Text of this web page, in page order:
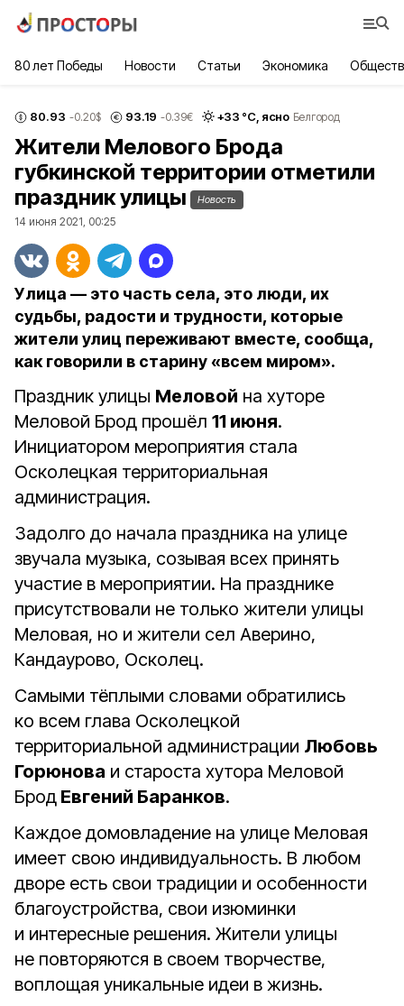
80 лет Победы Новости Статьи Экономика
80.93 -0.20$ 93.19 -0.39€ +33 °С, ясно Белгород
Жители Мелового Брода
губкинской территории отметили
праздник улицы
Новость
14 июня 2021, 00:25
Улица — это часть села, это люди, их
судьбы, радости и трудности, которые
жители улиц переживают вместе, сообща,
как говорили в старину «всем миром».
Праздник улицы Меловой на хуторе
Меловой Брод прошёл 11 июня.
Инициатором мероприятия стала
Осколецкая территориальная
администрация.
Задолго до начала праздника на улице
звучала музыка, созывая всех принять
участие в мероприятии. На празднике
присутствовали не только жители улицы
Меловая, но и жители сел Аверино,
Кандаурово, Осколец.
Самыми тёплыми словами обратились
ко всем глава Осколецкой
территориальной администрации Любовь
Горюнова и староста хутора Меловой
Брод Евгений Баранков.
Каждое домовладение на улице Меловая
имеет свою индивидуальность. В любом
дворе есть свои традиции и особенности
благоустройства, свои изюминки
и интересные решения. Жители улицы
не повторяются в своем творчестве,
воплощая уникальные идеи в жизнь.